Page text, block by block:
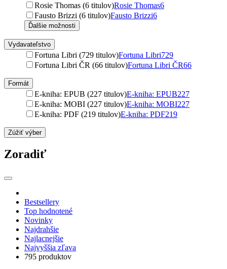
Rosie Thomas (6 titulov)Rosie Thomas6
Fausto Brizzi (6 titulov)Fausto Brizzi6
Ďalšie možnosti
Vydavateľstvo
Fortuna Libri (729 titulov)Fortuna Libri729
Fortuna Libri ČR (66 titulov)Fortuna Libri ČR66
Formát
E-kniha: EPUB (227 titulov)E-kniha: EPUB227
E-kniha: MOBI (227 titulov)E-kniha: MOBI227
E-kniha: PDF (219 titulov)E-kniha: PDF219
Zúžiť výber
Zoradiť
Bestsellery
Top hodnotené
Novinky
Najdrahšie
Najlacnejšie
Najvyššia zľava
795 produktov